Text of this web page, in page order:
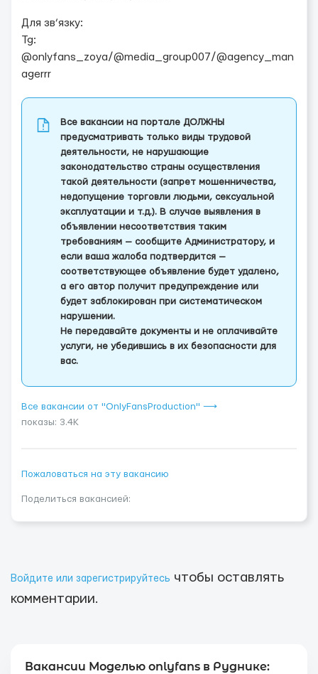
Для зв’язку:
Tg:
@onlyfans_zoya/@media_group007/@agency_man
agerrr
Все вакансии на портале ДОЛЖНЫ
предусматривать только виды трудовой
деятельности, не нарушающие
законодательство страны осуществления
такой деятельности (запрет мошенничества,
недопущение торговли людьми, сексуальной
эксплуатации и т.д.). В случае выявления в
объявлении несоответствия таким
требованиям — сообщите Администратору, и
если ваша жалоба подтвердится —
соответствующее объявление будет удалено,
а его автор получит предупреждение или
будет заблокирован при систематическом
нарушении.
Не передавайте документы и не оплачивайте
услуги, не убедившись в их безопасности для
вас.
Все вакансии от "OnlyFansProduction" ⟶
показы: 3.4K
Пожаловаться на эту вакансию
Поделиться вакансией:
Войдите или зарегистрируйтесь чтобы оставлять
комментарии.
Вакансии Моделью onlyfans в Руднике: